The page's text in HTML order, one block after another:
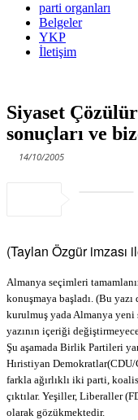
parti organları
Belgeler
YKP
İletişim
Siyaset
sonuçları ve
14/10/2005
(Taylan Özgür imzası
Almanya seçimleri
konuşmaya başladı. (Bu
kurulmuş yada Almanya yeni
yazının içeriği
Şu aşamada Birlik Partileri
Hıristiyan Demokratlar(CDU/
farkla ağırlıklı iki parti,
çıktılar. Yeşiller, Liberaller
olarak gözükmektedir.